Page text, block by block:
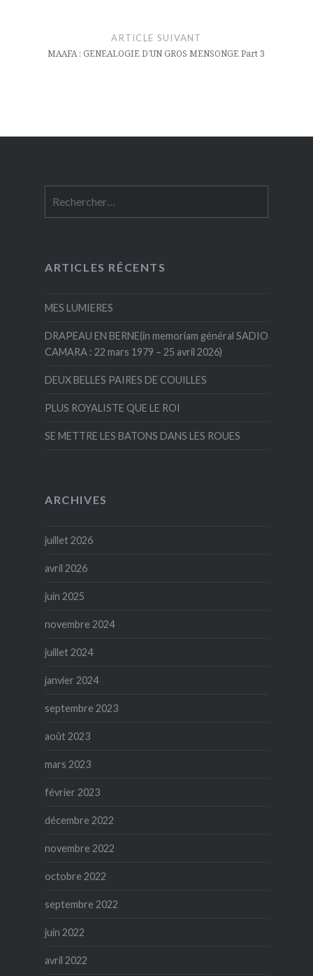
ARTICLE SUIVANT
MAAFA : GENEALOGIE D’UN GROS MENSONGE Part 3
ARTICLES RÉCENTS
MES LUMIERES
DRAPEAU EN BERNE(in memoriam général SADIO
CAMARA : 22 mars 1979 – 25 avril 2026)
DEUX BELLES PAIRES DE COUILLES
PLUS ROYALISTE QUE LE ROI
SE METTRE LES BATONS DANS LES ROUES
ARCHIVES
juillet 2026
avril 2026
juin 2025
novembre 2024
juillet 2024
janvier 2024
septembre 2023
août 2023
mars 2023
février 2023
décembre 2022
novembre 2022
octobre 2022
septembre 2022
juin 2022
avril 2022